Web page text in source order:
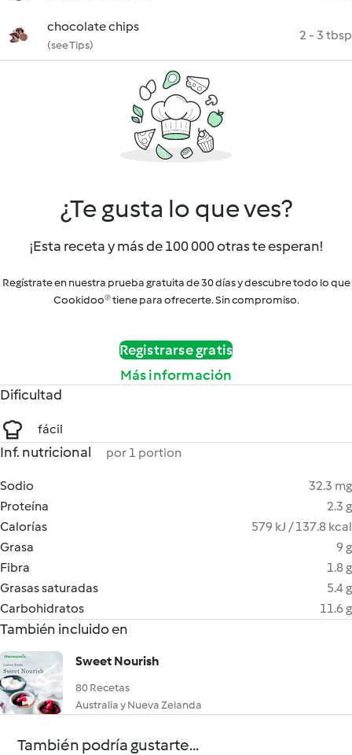
chocolate chips
(see Tips)
2 - 3 tbsp
¿Te gusta lo que ves?
¡Esta receta y más de 100 000 otras te esperan!
Regístrate en nuestra prueba gratuita de 30 días y descubre todo lo que
Cookidoo® tiene para ofrecerte. Sin compromiso.
Registrarse gratis
Más información
Dificultad
fácil
Inf. nutricional por 1 portion
Sodio
32.3 mg
Proteína
2.3 g
Calorías
579 kJ / 137.8 kcal
Grasa
9 g
Fibra
1.8 g
Grasas saturadas
5.4 g
Carbohidratos
11.6 g
También incluido en
Sweet Nourish
80 Recetas
Australia y Nueva Zelanda
También podría gustarte...